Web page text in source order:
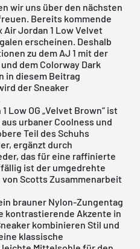
wir uns über den nächsten
Bereits kommende
Air Jordan 1 Low Velvet
erscheinen. Deshalb
zu dem AJ 1 mit der
dem Colorway Dark
in diesem Beitrag
der Sneaker
Low OG „Velvet Brown“ ist
urbaner Coolness und
Teil des Schuhs
ergänzt durch
das für eine raffinierte
ist der umgedrehte
von Scotts Zusammenarbeit
brauner Nylon-Zungentag
kontrastierende Akzente in
kombinieren Stil und
klassische